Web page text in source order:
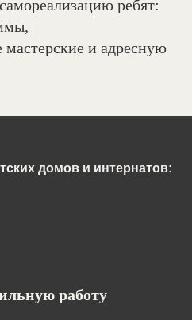
ребят:
и адресную
домов и интернатов:
работу